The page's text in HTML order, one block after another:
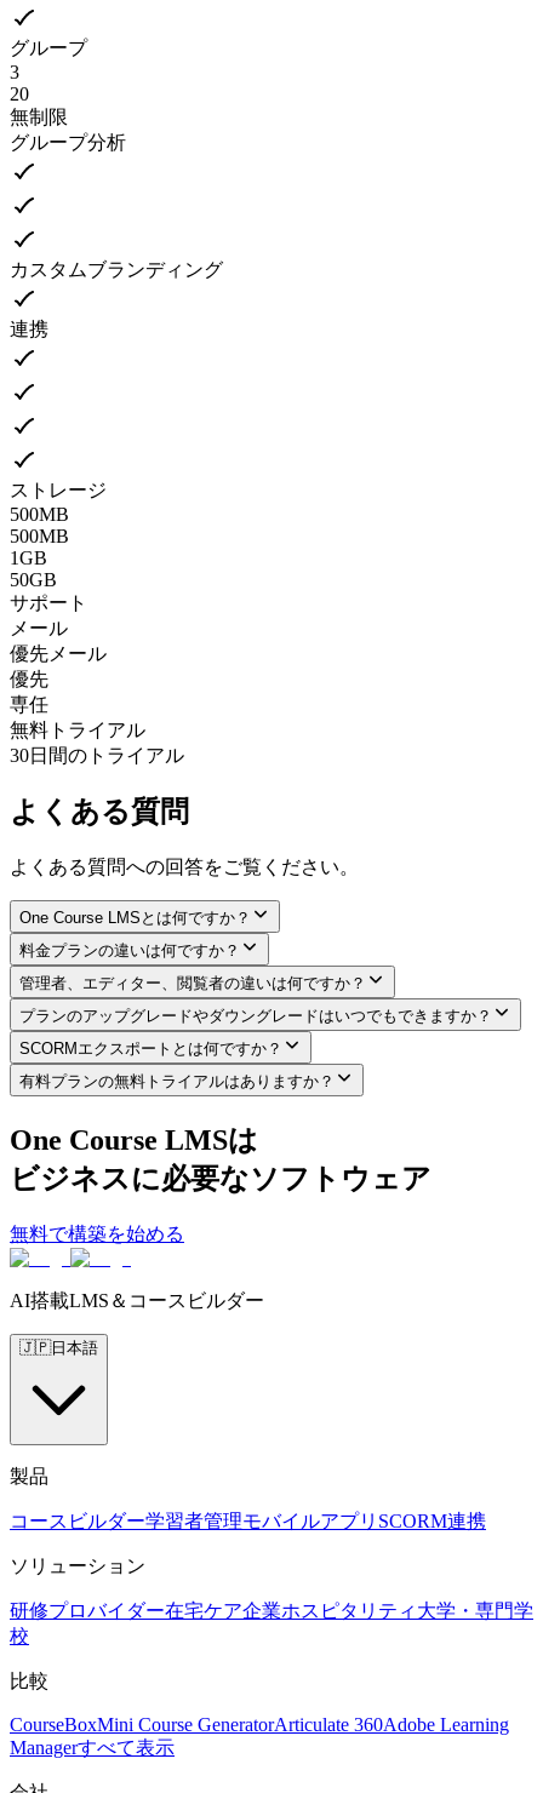
グループ
3
20
無制限
グループ分析
カスタムブランディング
連携
ストレージ
500MB
500MB
1GB
50GB
サポート
メール
優先メール
優先
専任
無料トライアル
30日間のトライアル
よくある質問
よくある質問への回答をご覧ください。
One Course LMSとは何ですか？
料金プランの違いは何ですか？
管理者、エディター、閲覧者の違いは何ですか？
プランのアップグレードやダウングレードはいつでもできますか？
SCORMエクスポートとは何ですか？
有料プランの無料トライアルはありますか？
One Course LMSは
ビジネスに必要なソフトウェア
無料で構築を始める
AI搭載LMS＆コースビルダー
🇯🇵日本語
製品
コースビルダー学習者管理モバイルアプリ SCORM連携
ソリューション
研修プロバイダー在宅ケア企業ホスピタリティ 大学・専門学
校
比較
CourseBoxMini Course GeneratorArticulate 360Adobe Learning
Managerすべて表示